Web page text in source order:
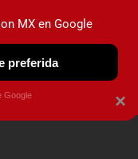
×
MX en Google
preferida
Google